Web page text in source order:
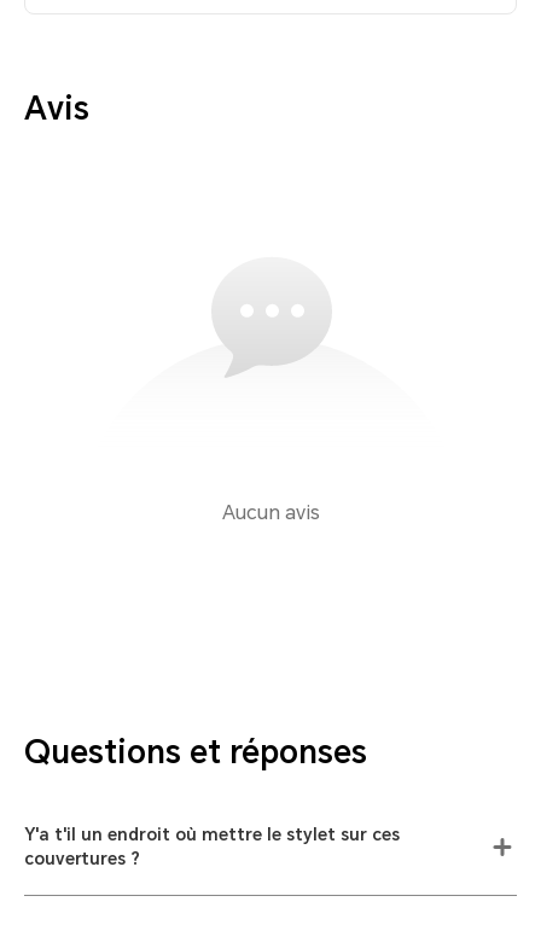
Avis
Aucun avis
Questions et réponses
Y'a t'il un endroit où mettre le stylet sur ces
couvertures ?